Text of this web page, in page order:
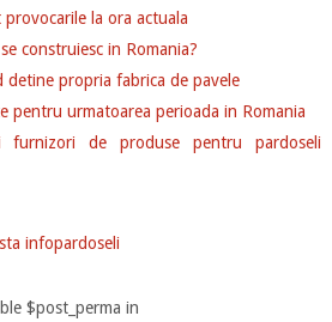
la ora actuala
construiesc in Romania?
propria fabrica de pavele
pentru urmatoarea perioada in Romania
de produse pentru pardoseli
infopardoseli
$post_perma in